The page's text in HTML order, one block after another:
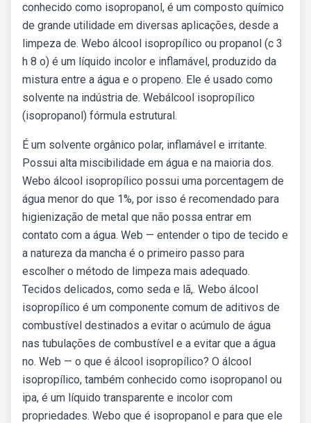
conhecido como isopropanol, é um composto químico
de grande utilidade em diversas aplicações, desde a
limpeza de. Webo álcool isopropílico ou propanol (c 3
h 8 o) é um líquido incolor e inflamável, produzido da
mistura entre a água e o propeno. Ele é usado como
solvente na indústria de. Webálcool isopropílico
(isopropanol) fórmula estrutural.
É um solvente orgânico polar, inflamável e irritante.
Possui alta miscibilidade em água e na maioria dos.
Webo álcool isopropílico possui uma porcentagem de
água menor do que 1%, por isso é recomendado para
higienização de metal que não possa entrar em
contato com a água. Web — entender o tipo de tecido e
a natureza da mancha é o primeiro passo para
escolher o método de limpeza mais adequado.
Tecidos delicados, como seda e lã,. Webo álcool
isopropílico é um componente comum de aditivos de
combustível destinados a evitar o acúmulo de água
nas tubulações de combustível e a evitar que a água
no. Web — o que é álcool isopropílico? O álcool
isopropílico, também conhecido como isopropanol ou
ipa, é um líquido transparente e incolor com
propriedades. Webo que é isopropanol e para que ele